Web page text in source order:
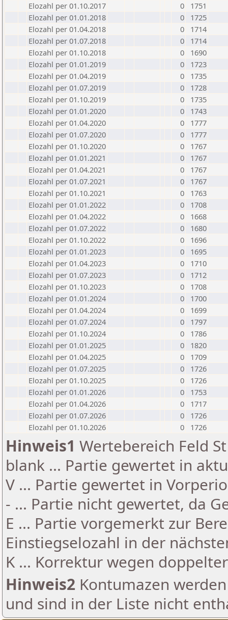
Elozahl per 01.10.2017
0
1751
Elozahl per 01.01.2018
0
1725
Elozahl per 01.04.2018
0
1714
Elozahl per 01.07.2018
0
1714
Elozahl per 01.10.2018
0
1690
Elozahl per 01.01.2019
0
1723
Elozahl per 01.04.2019
0
1735
Elozahl per 01.07.2019
0
1728
Elozahl per 01.10.2019
0
1735
Elozahl per 01.01.2020
0
1743
Elozahl per 01.04.2020
0
1777
Elozahl per 01.07.2020
0
1777
Elozahl per 01.10.2020
0
1767
Elozahl per 01.01.2021
0
1767
Elozahl per 01.04.2021
0
1767
Elozahl per 01.07.2021
0
1767
Elozahl per 01.10.2021
0
1763
Elozahl per 01.01.2022
0
1708
Elozahl per 01.04.2022
0
1668
Elozahl per 01.07.2022
0
1680
Elozahl per 01.10.2022
0
1696
Elozahl per 01.01.2023
0
1695
Elozahl per 01.04.2023
0
1710
Elozahl per 01.07.2023
0
1712
Elozahl per 01.10.2023
0
1708
Elozahl per 01.01.2024
0
1700
Elozahl per 01.04.2024
0
1699
Elozahl per 01.07.2024
0
1797
Elozahl per 01.10.2024
0
1786
Elozahl per 01.01.2025
0
1820
Elozahl per 01.04.2025
0
1709
Elozahl per 01.07.2025
0
1726
Elozahl per 01.10.2025
0
1726
Elozahl per 01.01.2026
0
1753
Elozahl per 01.04.2026
0
1717
Elozahl per 01.07.2026
0
1726
Elozahl per 01.10.2026
0 1726
Hinweis1 Wertebereich Feld
blank ... Partie gewertet in
V ... Partie gewertet in
- ... Partie nicht gewertet, da
E ... Partie vorgemerkt zur
Einstiegselozahl in der
K ... Korrektur wegen
Hinweis2 Kontumazen
und sind in der Liste nicht